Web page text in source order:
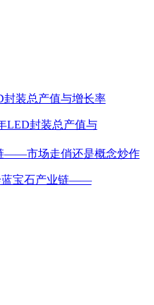
LED封装总产值与
蓝宝石产业链——